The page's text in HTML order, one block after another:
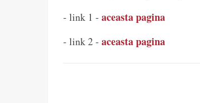
- link 1 - aceasta pagina
- link 2 - aceasta pagina